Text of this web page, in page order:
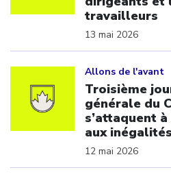
travailleurs
13 mai 2026
Allons de l'avant
Troisième
générale du
s’attaquent
aux inégalités
12 mai 2026